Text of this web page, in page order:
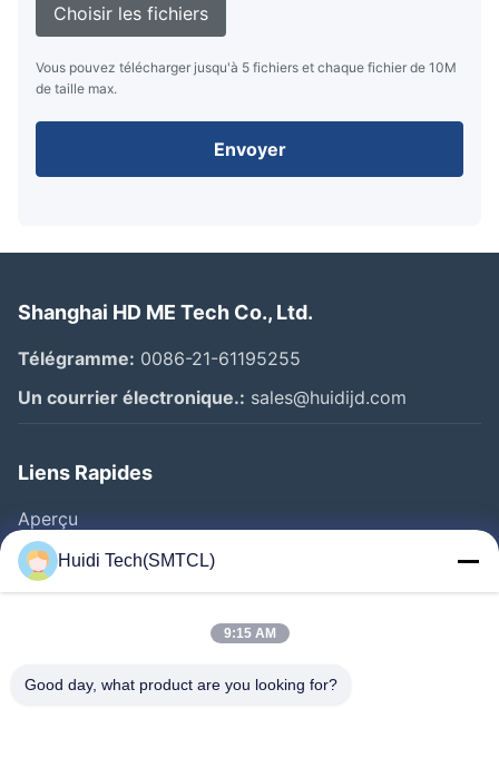
Choisir les fichiers
Vous pouvez télécharger jusqu'à 5 fichiers et chaque fichier de 10M
de taille max.
Envoyer
Shanghai HD ME Tech Co., Ltd.
Télégramme: 0086-21-61195255
Un courrier électronique.: sales@huidijd.com
Liens Rapides
Aperçu
Produits
Vidéos
Visite D'usine
Huidi Tech(SMTCL)
9:15 AM
Good day, what product are you looking for?